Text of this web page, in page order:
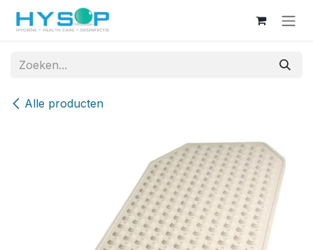
Overslaan naar inhoud
Alle producten